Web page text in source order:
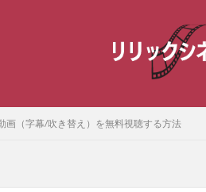
画（字幕/吹き替え）を無料視聴する方法